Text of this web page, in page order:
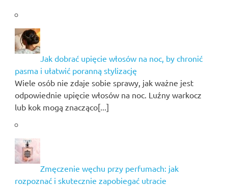
Jak dobrać upięcie włosów na noc, by chronić
pasma i ułatwić poranną stylizację
Wiele osób nie zdaje sobie sprawy, jak ważne jest
odpowiednie upięcie włosów na noc. Luźny warkocz
lub kok mogą znacząco[...]
Zmęczenie węchu przy perfumach: jak
rozpoznać i skutecznie zapobiegać utracie